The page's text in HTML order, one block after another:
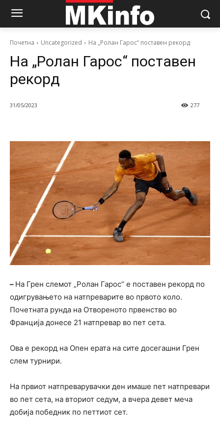
Почетна Uncategorized На „Ролан Гарос“ поставен рекорд
На „Ролан Гарос“ поставен
рекорд
31/05/2023 277
– На Грен слемот „Ролан Гарос“ е поставен рекорд по
одигрувањето на натпреварите во првото коло.
Почетната рунда на Отвореното првенство во
Франција донесе 21 натпревар во пет сета.
Ова е рекорд на Опен ерата на сите досегашни Грен
слем турнири.
На првиот натпреварувачки ден имаше пет натпревари
во пет сета, на вториот седум, а вчера девет меча
добија победник по петтиот сет.